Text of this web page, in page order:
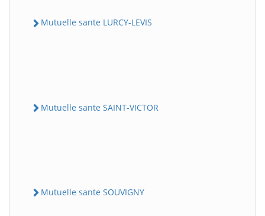
Mutuelle sante LURCY-LEVIS
Mutuelle sante SAINT-VICTOR
Mutuelle sante SOUVIGNY